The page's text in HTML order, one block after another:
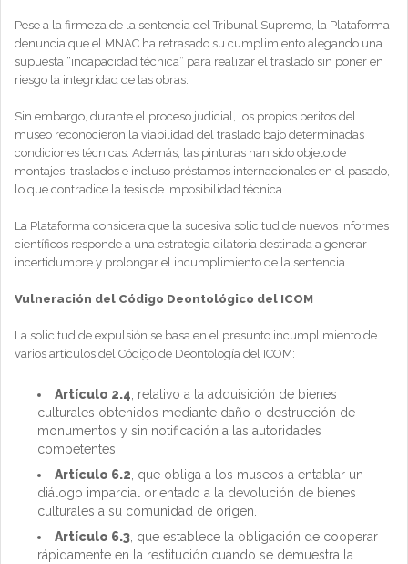
Pese a la firmeza de la sentencia del Tribunal Supremo, la Plataforma
denuncia que el MNAC ha retrasado su cumplimiento alegando una
supuesta “incapacidad técnica” para realizar el traslado sin poner en
riesgo la integridad de las obras.
Sin embargo, durante el proceso judicial, los propios peritos del
museo reconocieron la viabilidad del traslado bajo determinadas
condiciones técnicas. Además, las pinturas han sido objeto de
montajes, traslados e incluso préstamos internacionales en el pasado,
lo que contradice la tesis de imposibilidad técnica.
La Plataforma considera que la sucesiva solicitud de nuevos informes
científicos responde a una estrategia dilatoria destinada a generar
incertidumbre y prolongar el incumplimiento de la sentencia.
Vulneración del Código Deontológico del ICOM
La solicitud de expulsión se basa en el presunto incumplimiento de
varios artículos del Código de Deontología del ICOM:
Artículo 2.4 , relativo a la adquisición de bienes
culturales obtenidos mediante daño o destrucción de
monumentos y sin notificación a las autoridades
competentes.
Artículo 6.2 , que obliga a los museos a entablar un
diálogo imparcial orientado a la devolución de bienes
culturales a su comunidad de origen.
Artículo 6.3 , que establece la obligación de cooperar
rápidamente en la restitución cuando se demuestra la